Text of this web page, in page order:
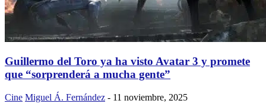
Guillermo del Toro ya ha visto Avatar 3 y promete
que “sorprenderá a mucha gente”
Cine Miguel Á. Fernández - 11 noviembre, 2025